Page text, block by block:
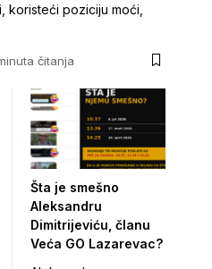
koristeći poziciju moći,
čitanja
Šta je smešno
Aleksandru
Dimitrijeviću, članu
Veća GO Lazarevac?